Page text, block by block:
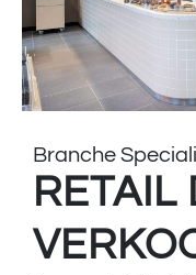
Branche
RETAIL